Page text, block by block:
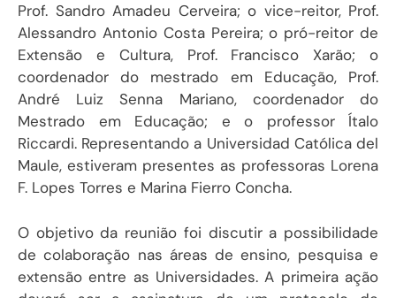
Prof. Sandro Amadeu Cerveira; o vice-reitor, Prof.
Alessandro Antonio Costa Pereira; o pró-reitor de
Extensão e Cultura, Prof. Francisco Xarão; o
coordenador do mestrado em Educação, Prof.
André Luiz Senna Mariano, coordenador do
Mestrado em Educação; e o professor Ítalo
Riccardi. Representando a Universidad Católica del
Maule, estiveram presentes as professoras Lorena
F. Lopes Torres e Marina Fierro Concha.
O objetivo da reunião foi discutir a possibilidade
de colaboração nas áreas de ensino, pesquisa e
extensão entre as Universidades. A primeira ação